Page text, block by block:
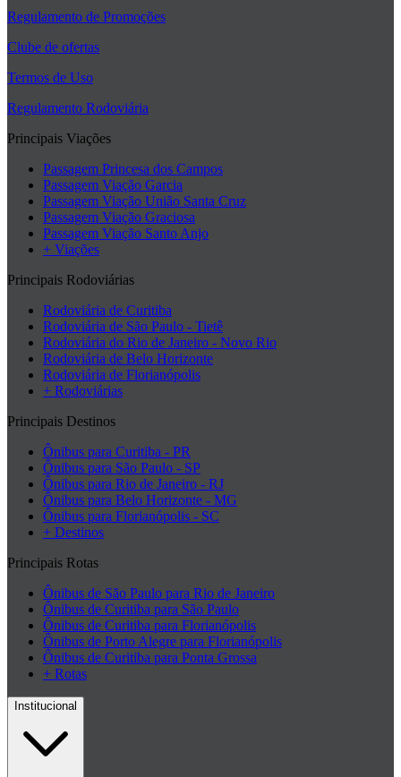
Regulamento de Promoções
Clube de ofertas
Termos de Uso
Regulamento Rodoviária
Principais Viações
Passagem Princesa dos Campos
Passagem Viação Garcia
Passagem Viação União Santa Cruz
Passagem Viação Graciosa
Passagem Viação Santo Anjo
+ Viações
Principais Rodoviárias
Rodoviária de Curitiba
Rodoviária de São Paulo - Tietê
Rodoviária do Rio de Janeiro - Novo Rio
Rodoviária de Belo Horizonte
Rodoviária de Florianópolis
+ Rodoviárias
Principais Destinos
Ônibus para Curitiba - PR
Ônibus para São Paulo - SP
Ônibus para Rio de Janeiro - RJ
Ônibus para Belo Horizonte - MG
Ônibus para Florianópolis - SC
+ Destinos
Principais Rotas
Ônibus de São Paulo para Rio de Janeiro
Ônibus de Curitiba para São Paulo
Ônibus de Curitiba para Florianópolis
Ônibus de Porto Alegre para Florianópolis
Ônibus de Curitiba para Ponta Grossa
+ Rotas
Institucional